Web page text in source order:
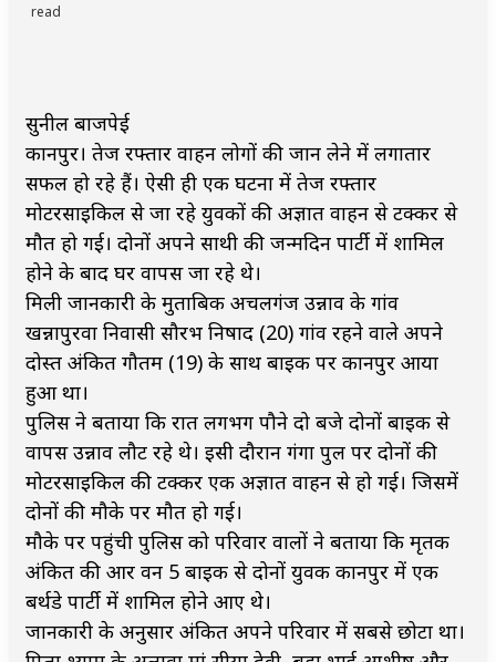
read
सुनील बाजपेई
कानपुर। तेज रफ्तार वाहन लोगों की जान लेने में लगातार
सफल हो रहे हैं। ऐसी ही एक घटना में तेज रफ्तार
मोटरसाइकिल से जा रहे युवकों की अज्ञात वाहन से टक्कर से
मौत हो गई। दोनों अपने साथी की जन्मदिन पार्टी में शामिल
होने के बाद घर वापस जा रहे थे।
मिली जानकारी के मुताबिक अचलगंज उन्नाव के गांव
खन्नापुरवा निवासी सौरभ निषाद (20) गांव रहने वाले अपने
दोस्त अंकित गौतम (19) के साथ बाइक पर कानपुर आया
हुआ था।
पुलिस ने बताया कि रात लगभग पौने दो बजे दोनों बाइक से
वापस उन्नाव लौट रहे थे। इसी दौरान गंगा पुल पर दोनों की
मोटरसाइकिल की टक्कर एक अज्ञात वाहन से हो गई। जिसमें
दोनों की मौके पर मौत हो गई।
मौके पर पहुंची पुलिस को परिवार वालों ने बताया कि मृतक
अंकित की आर वन 5 बाइक से दोनों युवक कानपुर में एक
बर्थडे पार्टी में शामिल होने आए थे।
जानकारी के अनुसार अंकित अपने परिवार में सबसे छोटा था।